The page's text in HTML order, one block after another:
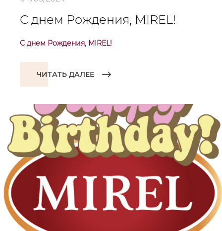
С днем Рождения, MIREL!
С днем Рождения, MIREL!
ЧИТАТЬ ДАЛЕЕ